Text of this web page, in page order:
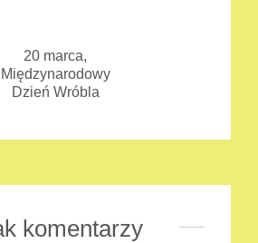
20 marca,
Międzynarodowy
Dzień Wróbla
komentarzy